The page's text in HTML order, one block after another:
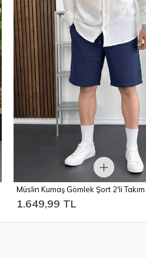
Müslin Kumaş Gömlek Şort 2'li
1.649,99 TL